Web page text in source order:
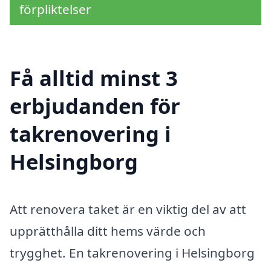
förpliktelser
Få alltid minst 3
erbjudanden för
takrenovering i
Helsingborg
Att renovera taket är en viktig del av att
upprätthålla ditt hems värde och
trygghet. En takrenovering i Helsingborg